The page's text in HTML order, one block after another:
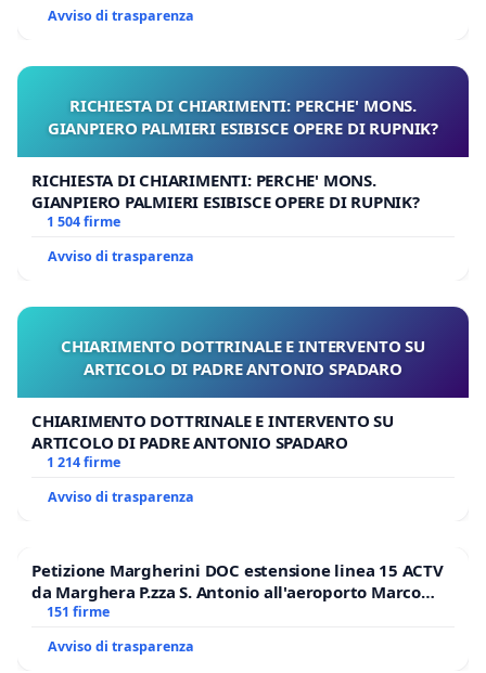
Avviso di trasparenza
RICHIESTA DI CHIARIMENTI: PERCHE' MONS.
GIANPIERO PALMIERI ESIBISCE OPERE DI RUPNIK?
RICHIESTA DI CHIARIMENTI: PERCHE' MONS.
GIANPIERO PALMIERI ESIBISCE OPERE DI RUPNIK?
1 504 firme
Avviso di trasparenza
CHIARIMENTO DOTTRINALE E INTERVENTO SU
ARTICOLO DI PADRE ANTONIO SPADARO
CHIARIMENTO DOTTRINALE E INTERVENTO SU
ARTICOLO DI PADRE ANTONIO SPADARO
1 214 firme
Avviso di trasparenza
Petizione Margherini DOC estensione linea 15 ACTV
da Marghera P.zza S. Antonio all'aeroporto Marco
Polo tariffa a € 1,50
151 firme
Avviso di trasparenza